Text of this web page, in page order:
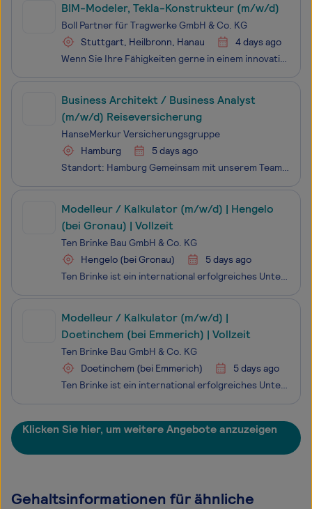
BIM-Modeler, Tekla-Konstrukteur (m/w/d)
Boll Partner für Tragwerke GmbH & Co. KG
Stuttgart, Heilbronn, Hanau
4 days ago
Wenn Sie Ihre Fähigkeiten gerne in einem innovativen Team im Herzen Stuttgarts oder Heilbronn einsetzen möchten, sind Sie bei uns genau richtig. Unser Ziel ist es, unsere Kunden mit höchster Qualität und Zuverlässigkeit zufrieden zu stellen. Wir legen großen Wert darauf, durch kontinuierliche Weiter
Business Architekt / Business Analyst
(m/w/d) Reiseversicherung
HanseMerkur Versicherungsgruppe
Hamburg
5 days ago
Standort: Hamburg Gemeinsam mit unserem Team gestaltest Du die fachliche Zukunft der Reiseversicherung. Du bewegst Dich dabei zwischen Prozessen, Systemen und Menschen und hilfst uns, komplexe Zusammenhänge verständlich und entscheidungsfähig zu machen.
Modelleur / Kalkulator (m/w/d) | Hengelo
(bei Gronau) | Vollzeit
Ten Brinke Bau GmbH & Co. KG
Hengelo (bei Gronau)
5 days ago
Ten Brinke ist ein international erfolgreiches Unternehmen in den Bereichen Projektentwicklung, Bau und Asset Management. In fast 120 Jahren hat sich Ten Brinke zu einem Bauentwicklungsunternehmen mit Niederlassungen in den Niederlanden, Deutschland, Spanien, Portugal und Griechenland entwickelt,
Modelleur / Kalkulator (m/w/d) |
Doetinchem (bei Emmerich) | Vollzeit
Ten Brinke Bau GmbH & Co. KG
Doetinchem (bei Emmerich)
5 days ago
Ten Brinke ist ein international erfolgreiches Unternehmen in den Bereichen Projektentwicklung, Bau und Asset Management. In fast 120 Jahren hat sich Ten Brinke zu einem Bauentwicklungsunternehmen mit Niederlassungen in den Niederlanden, Deutschland, Spanien, Portugal und Griechenland entwickelt,
Klicken Sie hier, um weitere Angebote anzuzeigen
Gehaltsinformationen für ähnliche